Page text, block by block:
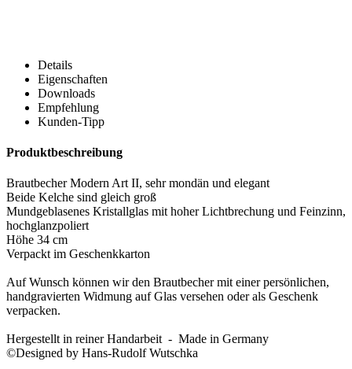
Details
Eigenschaften
Downloads
Empfehlung
Kunden-Tipp
Produktbeschreibung
Brautbecher Modern Art II, sehr mondän und elegant
Beide Kelche sind gleich groß
Mundgeblasenes Kristallglas mit hoher Lichtbrechung und Feinzinn,
hochglanzpoliert
Höhe 34 cm
Verpackt im Geschenkkarton
Auf Wunsch können wir den Brautbecher mit einer persönlichen,
handgravierten Widmung auf Glas versehen oder als Geschenk
verpacken.
Hergestellt in reiner Handarbeit - Made in Germany
©Designed by Hans-Rudolf Wutschka